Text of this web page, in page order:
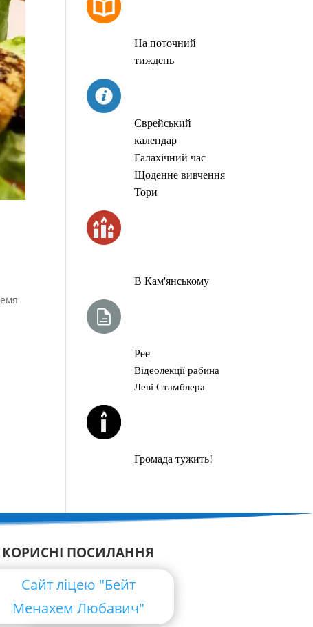
На поточний
тиждень
Єврейський
календар
Галахічний час
Щоденне вивчення
Тори
В Кам'янському
Рее
Відеолекції рабина
Леві Стамблера
Громада тужить!
КОРИСНІ ПОСИЛАННЯ
Сайт ліцею "Бейт
Менахем Любавич"